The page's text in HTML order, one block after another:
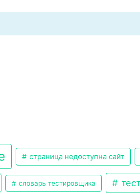
страница недоступна сайт
словарь тестировщика